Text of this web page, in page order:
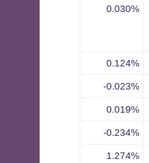
0.030%
0.124%
0.023%-
0.019%
0.234%-
1.274%